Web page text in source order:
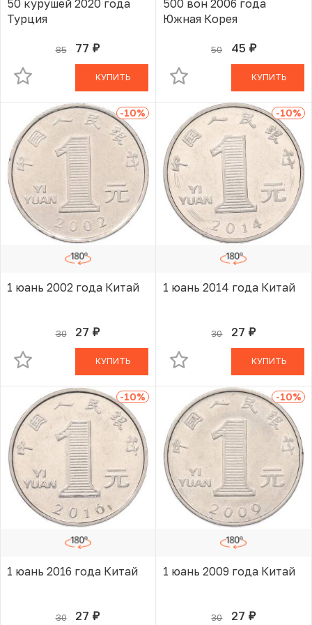
50 курушей 2020 года
Турция
85 77 руб.
В КОРЗИНЕ
КУПИТЬ
500 вон 2006 года
Южная Корея
50 45 руб.
В КОРЗИНЕ
КУПИТЬ
-10%
1 юань 2002 года Китай
30 27 руб.
В КОРЗИНЕ
КУПИТЬ
-10%
1 юань 2014 года Китай
30 27 руб.
В КОРЗИНЕ
КУПИТЬ
-10%
1 юань 2016 года Китай
30 27 руб.
В КОРЗИНЕ
-10%
1 юань 2009 года Китай
30 27 руб.
В КОРЗИНЕ